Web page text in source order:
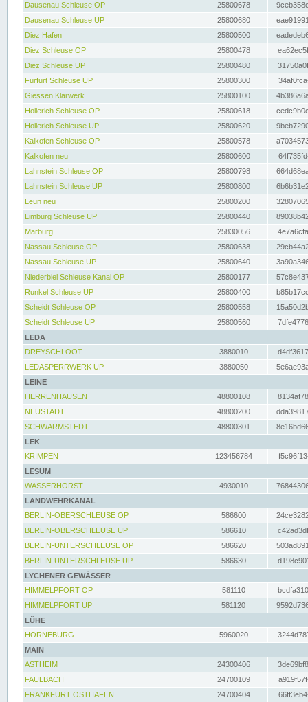
Dausenau Schleuse OP
25800678
Dausenau Schleuse UP
25800680
Diez Hafen
25800500
Diez Schleuse OP
25800478
Diez Schleuse UP
25800480
Fürfurt Schleuse UP
25800300
Giessen Klärwerk
25800100
Hollerich Schleuse OP
25800618
Hollerich Schleuse UP
25800620
Kalkofen Schleuse OP
25800578
Kalkofen neu
25800600
Lahnstein Schleuse OP
25800798
Lahnstein Schleuse UP
25800800
Leun neu
25800200
Limburg Schleuse UP
25800440
Marburg
25830056
Nassau Schleuse OP
25800638
Nassau Schleuse UP
25800640
Niederbiel Schleuse Kanal OP
25800177
Runkel Schleuse UP
25800400
Scheidt Schleuse OP
25800558
Scheidt Schleuse UP
25800560
LEDA
DREYSCHLOOT
3880010
LEDASPERRWERK UP
3880050
LEINE
HERRENHAUSEN
48800108
NEUSTADT
48800200
SCHWARMSTEDT
48800301
LEK
KRIMPEN
123456784
LESUM
WASSERHORST
4930010
LANDWEHRKANAL
BERLIN-OBERSCHLEUSE OP
586600
BERLIN-OBERSCHLEUSE UP
586610
BERLIN-UNTERSCHLEUSE OP
586620
BERLIN-UNTERSCHLEUSE UP
586630
LYCHENER GEWÄSSER
HIMMELPFORT OP
581110
HIMMELPFORT UP
581120
LÜHE
HORNEBURG
5960020
MAIN
ASTHEIM
24300406
FAULBACH
24700109
FRANKFURT OSTHAFEN
24700404